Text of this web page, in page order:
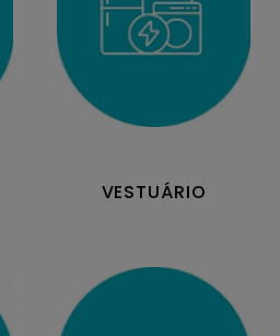
VESTUÁRIO